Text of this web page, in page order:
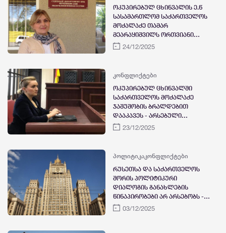
ოკუპირებულ ცხინვალის ე.წ
სასამართლომ საქართველოს
მოქალაქე თამარ
მეარაყიშვილს ორთვიანი
პატიმრობა მიუსაჯა
24/12/2025
კონფლიქტები
ოკუპირებულ ცხინვალში
საქართველოს მოქალაქე
ჯაშუშობის ბრალდებით
დააკავეს - არსებული
ინფორმაციით, დაკავებული
23/12/2025
პოლიტიკაკონფლიქტები
რუსეთსა და საქართველოს
შორის პოლიტიკური
დიალოგის განახლების
წინაპირობები არ არსებობს -
რუსეთის საგარეო საქმეთა
03/12/2025